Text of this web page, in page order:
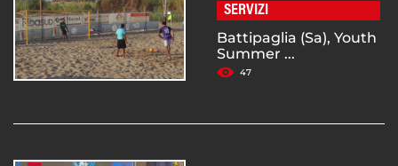
SERVIZI
Battipaglia (Sa), Youth
Summer ...
47